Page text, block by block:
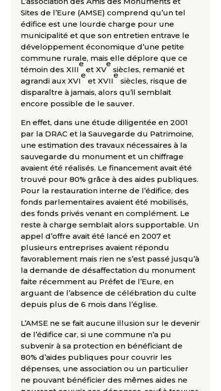
Sites de l’Eure (AMSE) comprend qu’un tel
édifice est une lourde charge pour une
municipalité et que son entretien entrave le
développement économique d’une petite
commune rurale, mais elle déplore que ce
témoin des XIII
e
et XV
e
siècles, remanié et
agrandi aux XVI
e
et XVII
e
siècles, risque de
disparaître à jamais, alors qu’il semblait
encore possible de le sauver.
En effet, dans une étude diligentée en 2001
par la DRAC et la Sauvegarde du Patrimoine,
une estimation des travaux nécessaires à la
sauvegarde du monument et un chiffrage
avaient été réalisés. Le financement avait été
trouvé pour 80% grâce à des aides publiques.
Pour la restauration interne de l’édifice, des
fonds parlementaires avaient été mobilisés,
des fonds privés venant en complément. Le
reste à charge semblait alors supportable. Un
appel d’offre avait été lancé en 2007 et
plusieurs entreprises avaient répondu
favorablement mais rien ne s’est passé jusqu’à
la demande de désaffectation du monument
faite récemment au Préfet de l’Eure, en
arguant de l’absence de célébration du culte
depuis plus de 6 mois dans l’église.
L’AMSE ne se fait aucune illusion sur le devenir
de l’édifice car, si une commune n’a pu
subvenir à sa protection en bénéficiant de
80% d’aides publiques pour couvrir les
dépenses, une association ou un particulier
ne pouvant bénéficier des mêmes aides ne